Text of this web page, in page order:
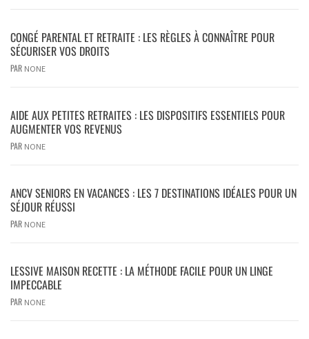
CONGÉ PARENTAL ET RETRAITE : LES RÈGLES À CONNAÎTRE POUR
SÉCURISER VOS DROITS
PAR NONE
AIDE AUX PETITES RETRAITES : LES DISPOSITIFS ESSENTIELS POUR
AUGMENTER VOS REVENUS
PAR NONE
ANCV SENIORS EN VACANCES : LES 7 DESTINATIONS IDÉALES POUR UN
SÉJOUR RÉUSSI
PAR NONE
LESSIVE MAISON RECETTE : LA MÉTHODE FACILE POUR UN LINGE
IMPECCABLE
PAR NONE